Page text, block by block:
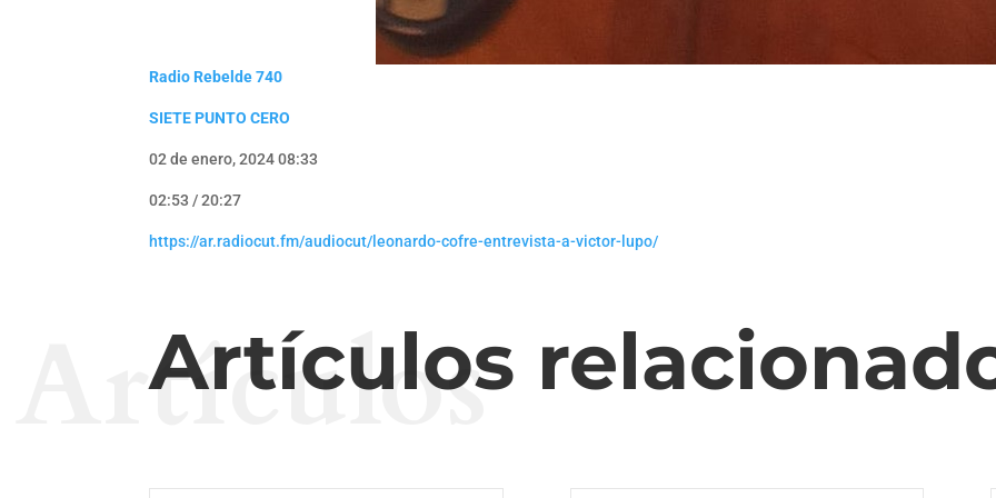
Radio Rebelde 740
SIETE PUNTO CERO
02 de enero, 2024 08:33
02:53 / 20:27
https://ar.radiocut.fm/audiocut/leonardo-cofre-entrevista-a-victor-lupo/
Artículos
Artículos